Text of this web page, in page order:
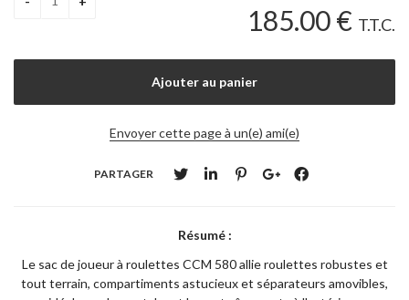
185.00€ T.T.C.
Envoyer cette page à un(e) ami(e)
PARTAGER
Résumé :
Le sac de joueur à roulettes CCM 580 allie roulettes robustes et
tout terrain, compartiments astucieux et séparateurs amovibles,